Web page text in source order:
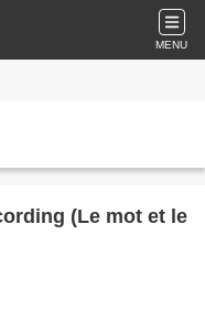
MENU
(Le mot et le